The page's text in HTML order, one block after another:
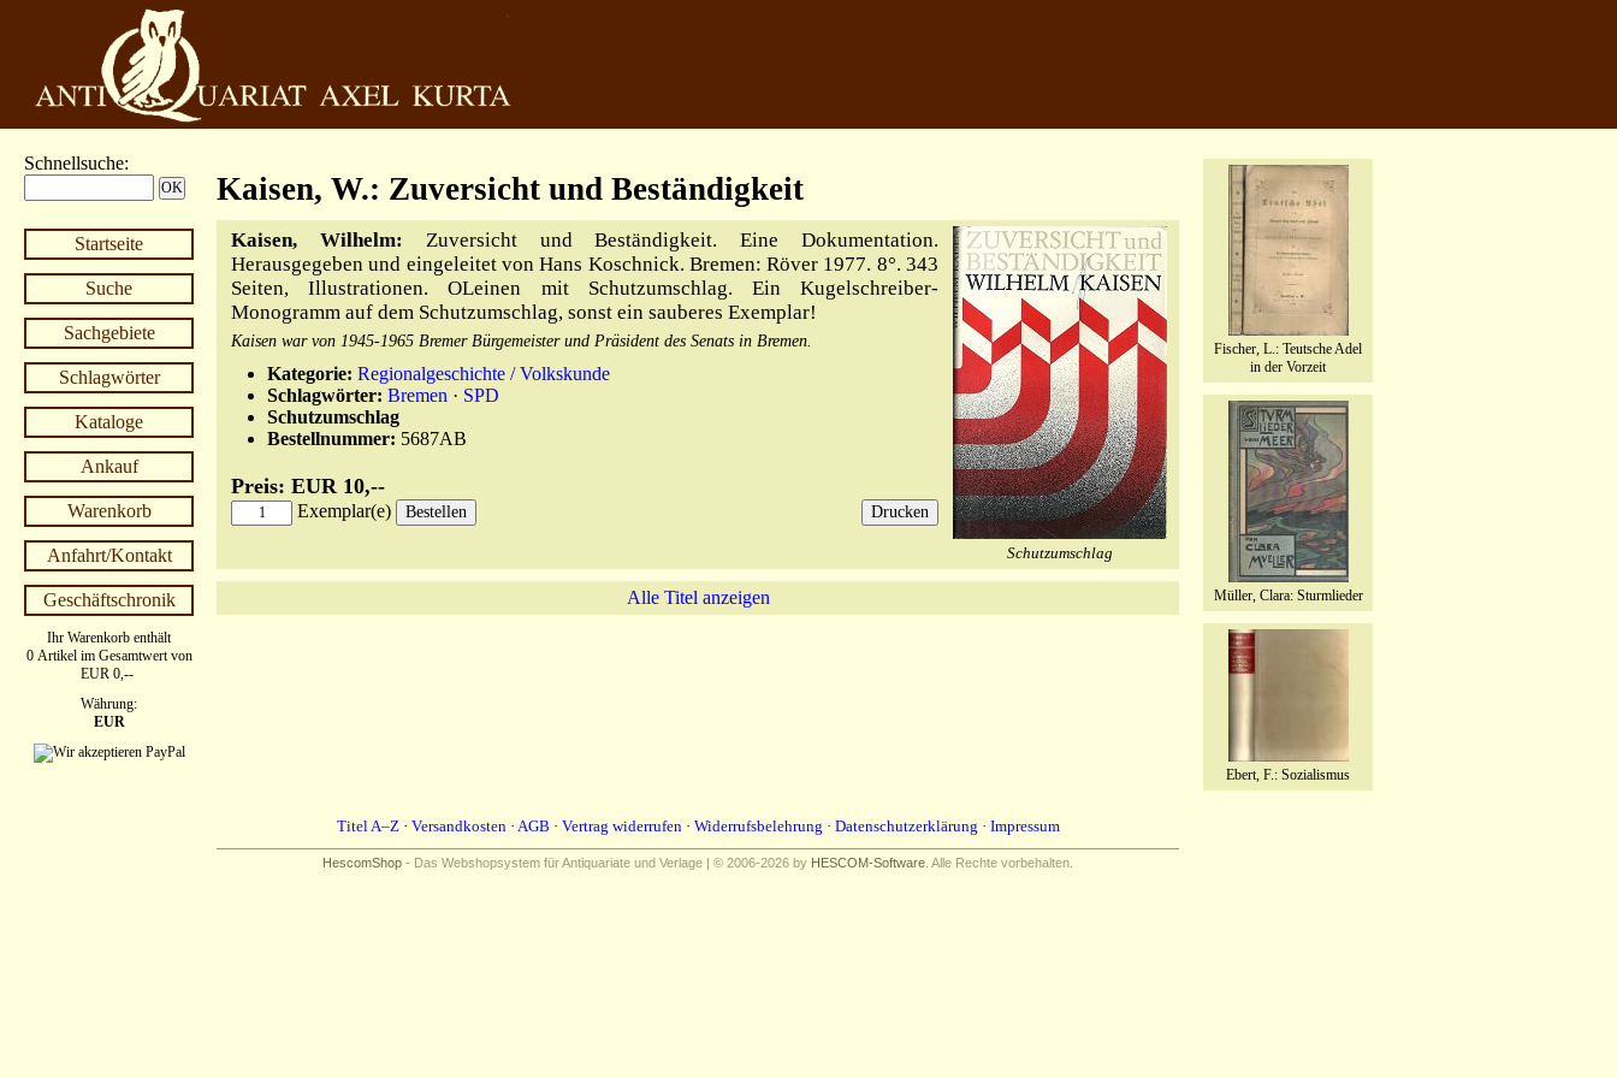
Schnellsuche:
Startseite
Suche
Sachgebiete
Schlagwörter
Kataloge
Ankauf
Warenkorb
Anfahrt/Kontakt
Geschäftschronik
Ihr Warenkorb enthält
0 Artikel im Gesamtwert von
EUR 0,--
Währung:
EUR
Fischer, L.: Teutsche Adel
in der Vorzeit
Müller, Clara: Sturmlieder
Ebert, F.: Sozialismus
Kaisen, W.: Zuversicht und Beständigkeit
Kaisen, Wilhelm: Zuversicht und Beständigkeit. Eine Dokumentation.
Herausgegeben und eingeleitet von Hans Koschnick. Bremen: Röver 1977. 8°. 343
Seiten, Illustrationen. OLeinen mit Schutzumschlag. Ein Kugelschreiber-
Monogramm auf dem Schutzumschlag, sonst ein sauberes Exemplar!
Kaisen war von 1945-1965 Bremer Bürgemeister und Präsident des Senats in Bremen.
Kategorie: Regionalgeschichte / Volkskunde
Schlagwörter: Bremen · SPD
Schutzumschlag
Bestellnummer: 5687AB
Preis: EUR 10,--
Exemplar(e)
Schutzumschlag
Alle Titel anzeigen
Titel A–Z· Versandkosten· AGB · Vertrag widerrufen· Widerrufsbelehrung · Datenschutzerklärung · Impressum
HescomShop - Das Webshopsystem für Antiquariate und Verlage | © 2006-2026 by HESCOM-Software . Alle Rechte vorbehalten.